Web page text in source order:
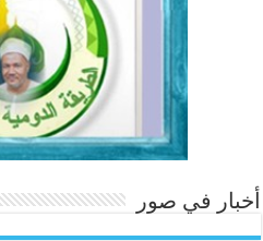
أخبار في صور